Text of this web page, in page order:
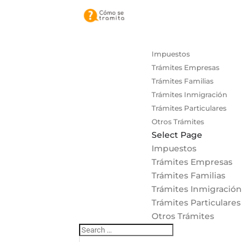
Impuestos
Trámites Empresas
Trámites Familias
Trámites Inmigración
Trámites Particulares
Otros Trámites
Select Page
Impuestos
Trámites Empresas
Trámites Familias
Trámites Inmigración
Trámites Particulares
Otros Trámites